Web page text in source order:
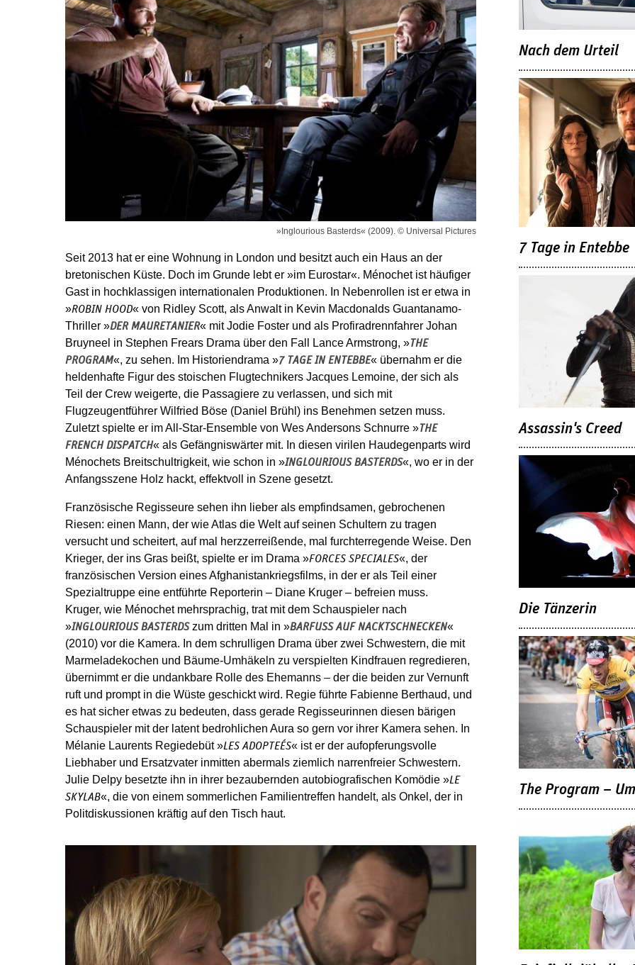
»Inglourious Basterds« (2009). © Universal Pictures
Seit 2013 hat er eine Wohnung in London und besitzt auch ein Haus an der
bretonischen Küste. Doch im Grunde lebt er »im Eurostar«. Ménochet ist häufiger
Gast in hochklassigen internationalen Produktionen. In Nebenrollen ist er etwa in
»ROBIN HOOD« von Ridley Scott, als Anwalt in Kevin Macdonalds Guantanamo-
Thriller »DER MAURETANIER« mit Jodie Foster und als Profiradrennfahrer Johan
Bruyneel in Stephen Frears Drama über den Fall Lance Armstrong, »THE
PROGRAM«, zu sehen. Im Historiendrama »7 TAGE IN ENTEBBE« übernahm er die
heldenhafte Figur des stoischen Flugtechnikers Jacques Lemoine, der sich als
Teil der Crew weigerte, die Passagiere zu verlassen, und sich mit
Flugzeugentführer Wilfried Böse (Daniel Brühl) ins Benehmen setzen muss.
Zuletzt spielte er im All-Star-Ensemble von Wes Andersons Schnurre »THE
FRENCH DISPATCH« als Gefängniswärter mit. In diesen virilen Haudegenparts wird
Ménochets Breitschultrigkeit, wie schon in »INGLOURIOUS BASTERDS«, wo er in der
Anfangsszene Holz hackt, effektvoll in Szene gesetzt.
Französische Regisseure sehen ihn lieber als empfindsamen, gebrochenen
Riesen: einen Mann, der wie Atlas die Welt auf seinen Schultern zu tragen
versucht und scheitert, auf mal herzzerreißende, mal furchterregende Weise. Den
Krieger, der ins Gras beißt, spielte er im Drama »FORCES SPECIALES«, der
französischen Version eines Afghanistankriegsfilms, in der er als Teil einer
Spezialtruppe eine entführte Reporterin – Diane Kruger – befreien muss.
Kruger, wie Ménochet mehrsprachig, trat mit dem Schauspieler nach
»INGLOURIOUS BASTERDSzum dritten Mal in »BARFUSS AUF NACKTSCHNECKEN
«
(2010) vor die Kamera. In dem schrulligen Drama über zwei Schwestern, die mit
Marmeladekochen und Bäume-Umhäkeln zu verspielten Kindfrauen regredieren,
übernimmt er die undankbare Rolle des Ehemanns – der die beiden zur Vernunft
ruft und prompt in die Wüste geschickt wird. Regie führte Fabienne Berthaud, und
es hat sicher etwas zu bedeuten, dass gerade Regisseurinnen diesen bärigen
Schauspieler mit der latent bedrohlichen Aura so gern vor ihrer Kamera sehen. In
Mélanie Laurents Regiedebüt »LES ADOPTEÉS« ist er der aufopferungsvolle
Liebhaber und Ersatzvater inmitten abermals ziemlich narrenfreier Schwestern.
Julie Delpy besetzte ihn in ihrer bezaubernden autobiografischen Komödie »LE
SKYLAB«, die von einem sommerlichen Familientreffen handelt, als Onkel, der in
Politdiskussionen kräftig auf den Tisch haut.
Nach dem Urteil
7 Tage in Entebbe
Assassin's Creed
Die Tänzerin
The Program –